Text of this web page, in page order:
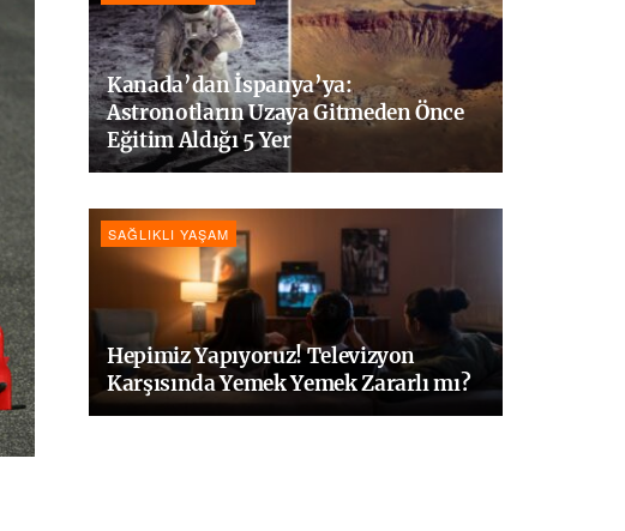
Kanada’dan İspanya’ya:
Astronotların Uzaya Gitmeden Önce
Eğitim Aldığı 5 Yer
SAĞLIKLI YAŞAM
Hepimiz Yapıyoruz! Televizyon
Karşısında Yemek Yemek Zararlı mı?